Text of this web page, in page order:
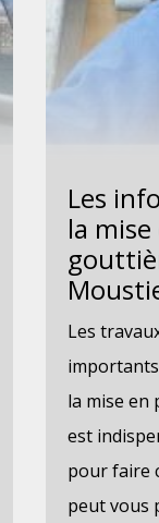
Les
la
Les
la mise en
est
pour faire
peut vous